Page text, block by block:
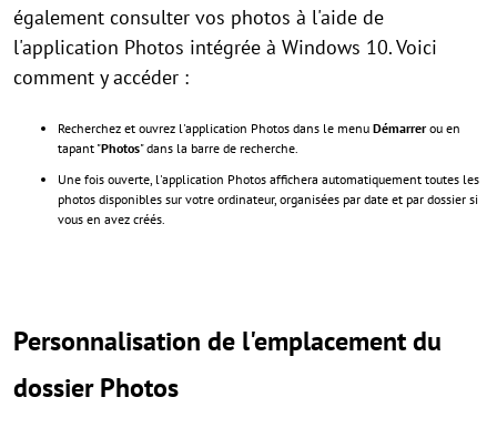
également consulter vos photos à l'aide de
l'application Photos intégrée à Windows 10. Voici
comment y accéder :
Recherchez et ouvrez l'application Photos dans le menu Démarrerou en
tapant "Photos" dans la barre de recherche.
Une fois ouverte, l'application Photos affichera automatiquement toutes les
photos disponibles sur votre ordinateur, organisées par date et par dossier si
vous en avez créés.
Personnalisation de l'emplacement du
dossier Photos